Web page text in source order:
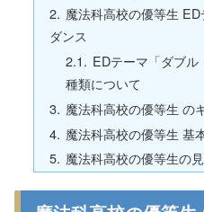
魔法科高校の優等生
ダンス
EDテーマ「ダブ
種類について
魔法科高校の優等生 の
魔法科高校の優等生 基
魔法科高校の優等生の